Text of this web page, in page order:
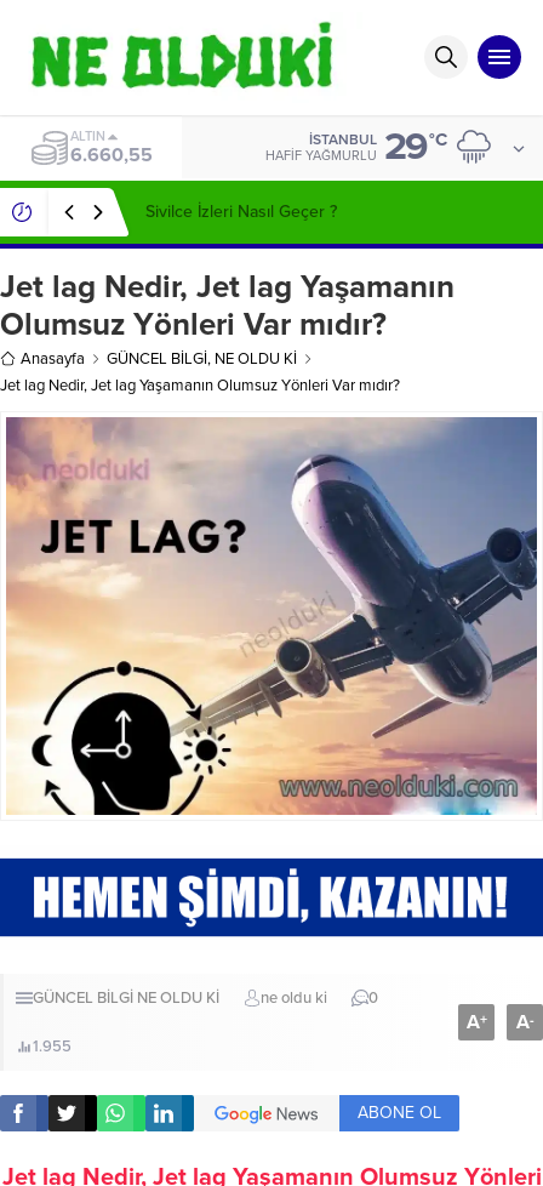
ALTIN
6.660,55
İSTANBUL
HAFIF YAĞMURLU 29°C
Sivilce İzleri Nasıl Geçer ?
Jet lag Nedir, Jet lag Yaşamanın
Olumsuz Yönleri Var mıdır?
Anasayfa GÜNCEL BİLGİ, NE OLDU Kİ
Jet lag Nedir, Jet lag Yaşamanın Olumsuz Yönleri Var mıdır?
GÜNCEL BİLGİ NE OLDU Kİ ne oldu ki 0
1.955
A+ A-
ABONE OL
Jet lag Nedir, Jet lag Yaşamanın Olumsuz Yönleri